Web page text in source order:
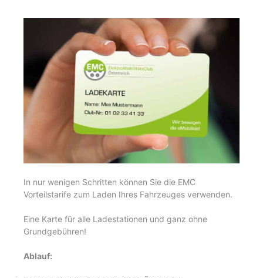
In nur wenigen Schritten können Sie die EMC
Vorteilstarife zum Laden Ihres Fahrzeuges verwenden.
Eine Karte für alle Ladestationen und ganz ohne
Grundgebühren!
Ablauf: